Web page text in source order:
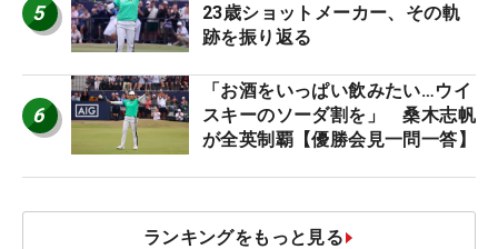
5
23歳ショットメーカー、その軌
跡を振り返る
6
「お酒をいっぱい飲みたい…ウイ
スキーのソーダ割を」 桑木志帆
が全英制覇【優勝会見一問一答】
ランキングをもっと見る